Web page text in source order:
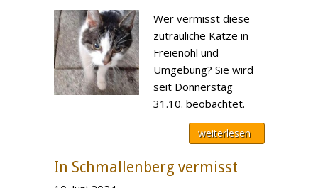
Wer vermisst diese
zutrauliche Katze in
Freienohl und
Umgebung? Sie wird
seit Donnerstag
31.10. beobachtet.
weiterlesen
In Schmallenberg vermisst